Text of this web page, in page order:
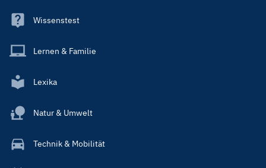
Wissenstest
Lernen & Familie
Lexika
Natur & Umwelt
Technik & Mobilität